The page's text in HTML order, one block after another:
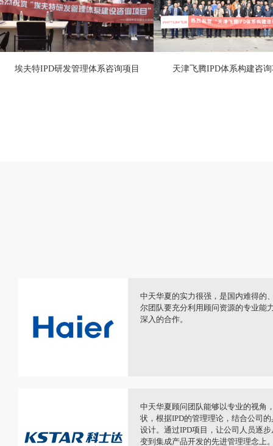
埃夫特IPD研发管理体系咨询项目 天津飞腾IPD体系构建咨
从2015年开始接触IPD，到目前与中
IPD体系建设，这样的过程让我感到
膀上，在华为成功经验的基础之上，
随着产业环境的不断升级，博众精工
量问题管理方面有了许多的积极思考
咨询团队，帮助支撑了公司的可持续
力取得了长足的进步。